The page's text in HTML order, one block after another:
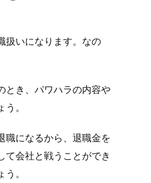
扱いになります。なの
とき、パワハラの内容や
。
職になるから、退職金を
て会社と戦うことができ
。